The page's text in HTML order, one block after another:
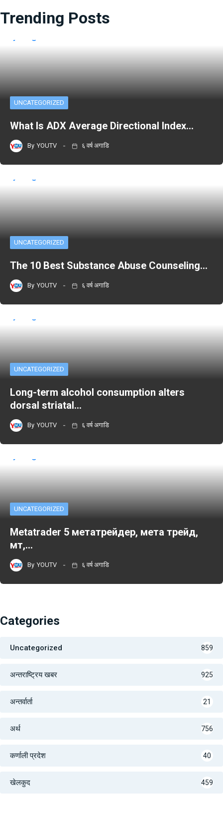
Trending Posts
UNCATEGORIZED
What Is ADX Average Directional Index…
By YOUTV ६ वर्ष अगाडि
UNCATEGORIZED
The 10 Best Substance Abuse Counseling…
By YOUTV ६ वर्ष अगाडि
UNCATEGORIZED
Long-term alcohol consumption alters
dorsal striatal…
By YOUTV ६ वर्ष अगाडि
UNCATEGORIZED
Metatrader 5 метатрейдер, мета трейд,
мт,…
By YOUTV ६ वर्ष अगाडि
Categories
Uncategorized 859
अन्तराष्ट्रिय खबर 925
अन्तर्वार्ता 21
अर्थ 756
कर्णाली प्रदेश 40
खेलकुद 459